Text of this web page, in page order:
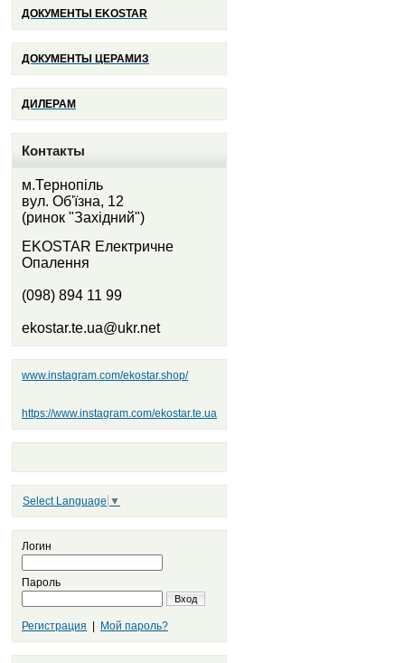
ДОКУМЕНТЫ EKOSTAR
ДОКУМЕНТЫ ЦЕРАМИЗ
ДИЛЕРАМ
Контакты
м.Тернопіль
вул. Об'їзна, 12
(ринок "Західний")
EKOSTAR Електричне
Опалення
(098) 894 11 99
ekostar.te.ua@ukr.net
www.instagram.com/ekostar.shop/
https://www.instagram.com/ekostar.te.ua
Select Language ▼
Логин
Пароль
Вход
Регистрация Мой пароль?